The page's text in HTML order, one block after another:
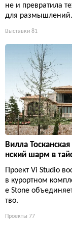
не и превратила
для размышлений.
Выставки 81
Вилла
нский шарм в
Проект Vi Studio
в курортном
e Stone
тво.
Проекты 77